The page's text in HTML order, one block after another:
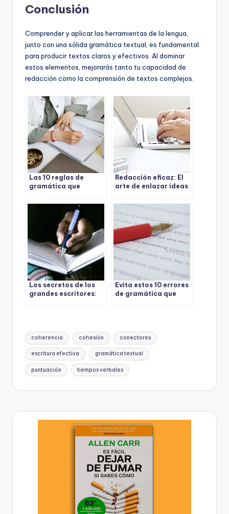
Conclusión
Comprender y aplicar las herramientas de la lengua,
junto con una sólida gramática textual, es fundamental
para producir textos claros y efectivos. Al dominar
estos elementos, mejorarás tanto tu capacidad de
redacción como la comprensión de textos complejos.
Las 10 reglas de
gramática que
de escribir:
¡Descúbrelas ahora!
Redacción eficaz: El
arte de enlazar ideas
textos más fluidos y
Los secretos de los
grandes escritores:
Evita estos 10 errores
de gramática que
Etiquetas:
coherencia cohesión conectores
escritura efectiva gramática textual
puntuación tiempos verbales